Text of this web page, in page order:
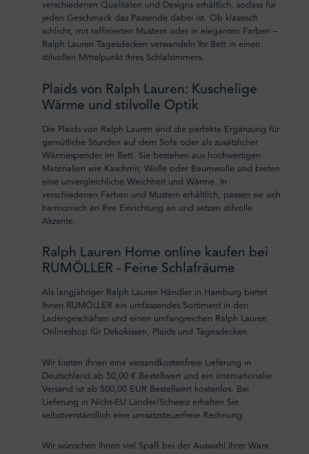
verschiedenen Qualitäten und Designs erhältlich, sodass für
jeden Geschmack das Passende dabei ist. Ob klassisch
schlicht, mit raffinierten Mustern oder in eleganten Farben –
Ralph Lauren Tagesdecken verwandeln Ihr Bett in einen
stilvollen Mittelpunkt Ihres Schlafzimmers.
Plaids von Ralph Lauren: Kuschelige
Wärme und stilvolle Optik
Die Plaids von Ralph Lauren sind die perfekte Ergänzung für
gemütliche Stunden auf dem Sofa oder als zusätzlicher
Wärmespender im Bett. Sie bestehen aus hochwertigen
Materialien wie Kaschmir, Wolle oder Baumwolle und bieten
eine unvergleichliche Weichheit und Wärme. In
verschiedenen Farben und Mustern erhältlich, passen sie sich
harmonisch an Ihre Einrichtung an und setzen stilvolle
Akzente.
Ralph Lauren Home online kaufen bei
RUMÖLLER - Feine Schlafräume
Als langjähriger Ralph Lauren Händler in Hamburg bietet
Ihnen RUMÖLLER ein umfassendes Sortiment in den
Ladengeschäften und einen umfangreichen Ralph Lauren
Onlineshop für Dekokissen, Plaids und Tagesdecken.
Wir bieten Ihnen eine versandkostenfreie Lieferung in
Deutschland ab 50,00 € Bestellwert und ein internationaler
Versand ist ab 500,00 EUR Bestellwert kostenlos. Bei
Lieferung in Nicht-EU Länder/Schweiz erhalten Sie
selbstverständlich eine umsatzsteuerfreie Rechnung.
Wir wünschen Ihnen viel Spaß bei der Auswahl Ihrer Ware